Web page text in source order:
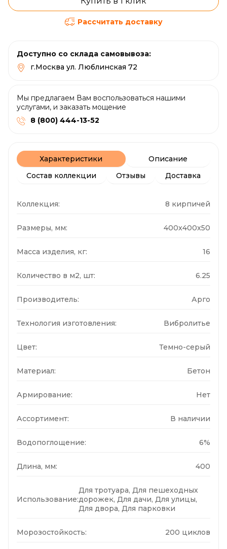
Рассчитать доставку
Доступно со склада самовывоза:
г.Москва ул. Люблинская 72
Мы предлагаем Вам воспользоваться нашими
услугами, и заказать мощение
8 (800) 444-13-52
Характеристики
Описание
Состав коллекции
Отзывы Доставка
Коллекция: 8 кирпичей
Размеры, мм: 400x400x50
Масса изделия, кг: 16
Количество в м2, шт: 6.25
Производитель: Арго
Технология изготовления: Вибролитье
Цвет: Темно-серый
Материал: Бетон
Армирование: Нет
Ассортимент: В наличии
Водопоглощение: 6%
Длина, мм: 400
Использование:
Для тротуара, Для пешеходных
дорожек, Для дачи, Для улицы,
Для двора, Для парковки
Морозостойкость: 200 циклов